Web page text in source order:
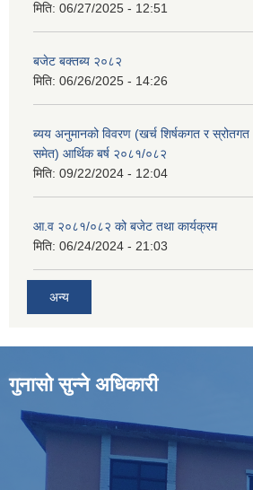
मिति: 06/27/2025 - 12:51
बजेट बक्तब्य २०८२
मिति: 06/26/2025 - 14:26
ब्यय अनुमानको विवरण (खर्च शिर्षकगत र स्रोतगत
समेत) आर्थिक बर्ष २०८१/०८२
मिति: 09/22/2024 - 12:04
आ.व २०८१/०८२ को बजेट तथा कार्यक्रम
मिति: 06/24/2024 - 21:03
अन्य
गुनासो सुन्ने अधिकारी